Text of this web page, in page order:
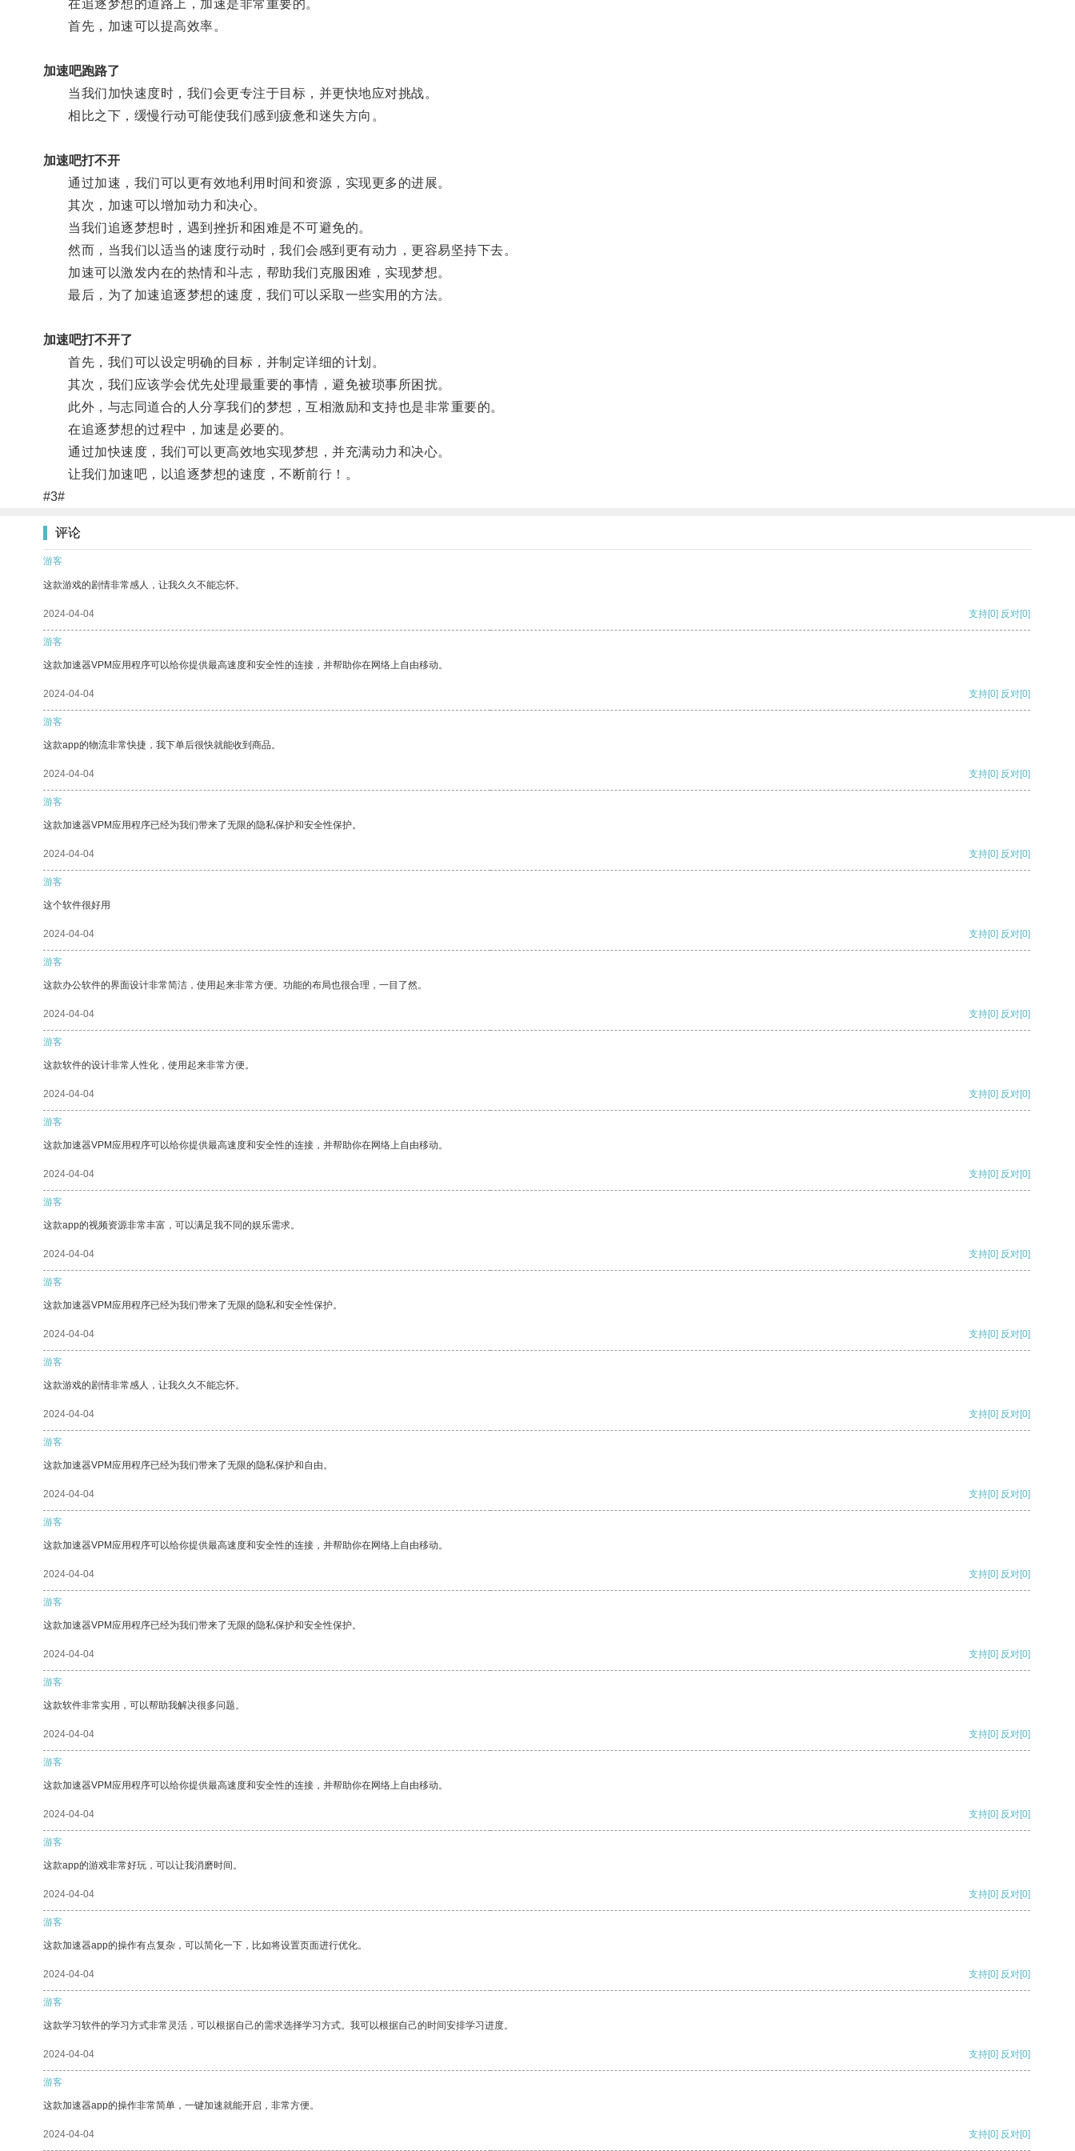
在追逐梦想的道路上，加速是非常重要的。
首先，加速可以提高效率。
加速吧跑路了
当我们加快速度时，我们会更专注于目标，并更快地应对挑战。
相比之下，缓慢行动可能使我们感到疲惫和迷失方向。
加速吧打不开
通过加速，我们可以更有效地利用时间和资源，实现更多的进展。
其次，加速可以增加动力和决心。
当我们追逐梦想时，遇到挫折和困难是不可避免的。
然而，当我们以适当的速度行动时，我们会感到更有动力，更容易坚持下去。
加速可以激发内在的热情和斗志，帮助我们克服困难，实现梦想。
最后，为了加速追逐梦想的速度，我们可以采取一些实用的方法。
加速吧打不开了
首先，我们可以设定明确的目标，并制定详细的计划。
其次，我们应该学会优先处理最重要的事情，避免被琐事所困扰。
此外，与志同道合的人分享我们的梦想，互相激励和支持也是非常重要的。
在追逐梦想的过程中，加速是必要的。
通过加快速度，我们可以更高效地实现梦想，并充满动力和决心。
让我们加速吧，以追逐梦想的速度，不断前行！。
#3#
评论
游客
这款游戏的剧情非常感人，让我久久不能忘怀。
2024-04-04 支持[0] 反对[0]
游客
这款加速器VPM应用程序可以给你提供最高速度和安全性的连接，并帮助你在网络上自由移动。
2024-04-04 支持[0] 反对[0]
游客
这款app的物流非常快捷，我下单后很快就能收到商品。
2024-04-04 支持[0] 反对[0]
游客
这款加速器VPM应用程序已经为我们带来了无限的隐私保护和安全性保护。
2024-04-04 支持[0] 反对[0]
游客
这个软件很好用
2024-04-04 支持[0] 反对[0]
游客
这款办公软件的界面设计非常简洁，使用起来非常方便。功能的布局也很合理，一目了然。
2024-04-04 支持[0] 反对[0]
游客
这款软件的设计非常人性化，使用起来非常方便。
2024-04-04 支持[0] 反对[0]
游客
这款加速器VPM应用程序可以给你提供最高速度和安全性的连接，并帮助你在网络上自由移动。
2024-04-04 支持[0] 反对[0]
游客
这款app的视频资源非常丰富，可以满足我不同的娱乐需求。
2024-04-04 支持[0] 反对[0]
游客
这款加速器VPM应用程序已经为我们带来了无限的隐私和安全性保护。
2024-04-04 支持[0] 反对[0]
游客
这款游戏的剧情非常感人，让我久久不能忘怀。
2024-04-04 支持[0] 反对[0]
游客
这款加速器VPM应用程序已经为我们带来了无限的隐私保护和自由。
2024-04-04 支持[0] 反对[0]
游客
这款加速器VPM应用程序可以给你提供最高速度和安全性的连接，并帮助你在网络上自由移动。
2024-04-04 支持[0] 反对[0]
游客
这款加速器VPM应用程序已经为我们带来了无限的隐私保护和安全性保护。
2024-04-04 支持[0] 反对[0]
游客
这款软件非常实用，可以帮助我解决很多问题。
2024-04-04 支持[0] 反对[0]
游客
这款加速器VPM应用程序可以给你提供最高速度和安全性的连接，并帮助你在网络上自由移动。
2024-04-04 支持[0] 反对[0]
游客
这款app的游戏非常好玩，可以让我消磨时间。
2024-04-04 支持[0] 反对[0]
游客
这款加速器app的操作有点复杂，可以简化一下，比如将设置页面进行优化。
2024-04-04 支持[0] 反对[0]
游客
这款学习软件的学习方式非常灵活，可以根据自己的需求选择学习方式。我可以根据自己的时间安排学习进度。
2024-04-04 支持[0] 反对[0]
游客
这款加速器app的操作非常简单，一键加速就能开启，非常方便。
2024-04-04 支持[0] 反对[0]